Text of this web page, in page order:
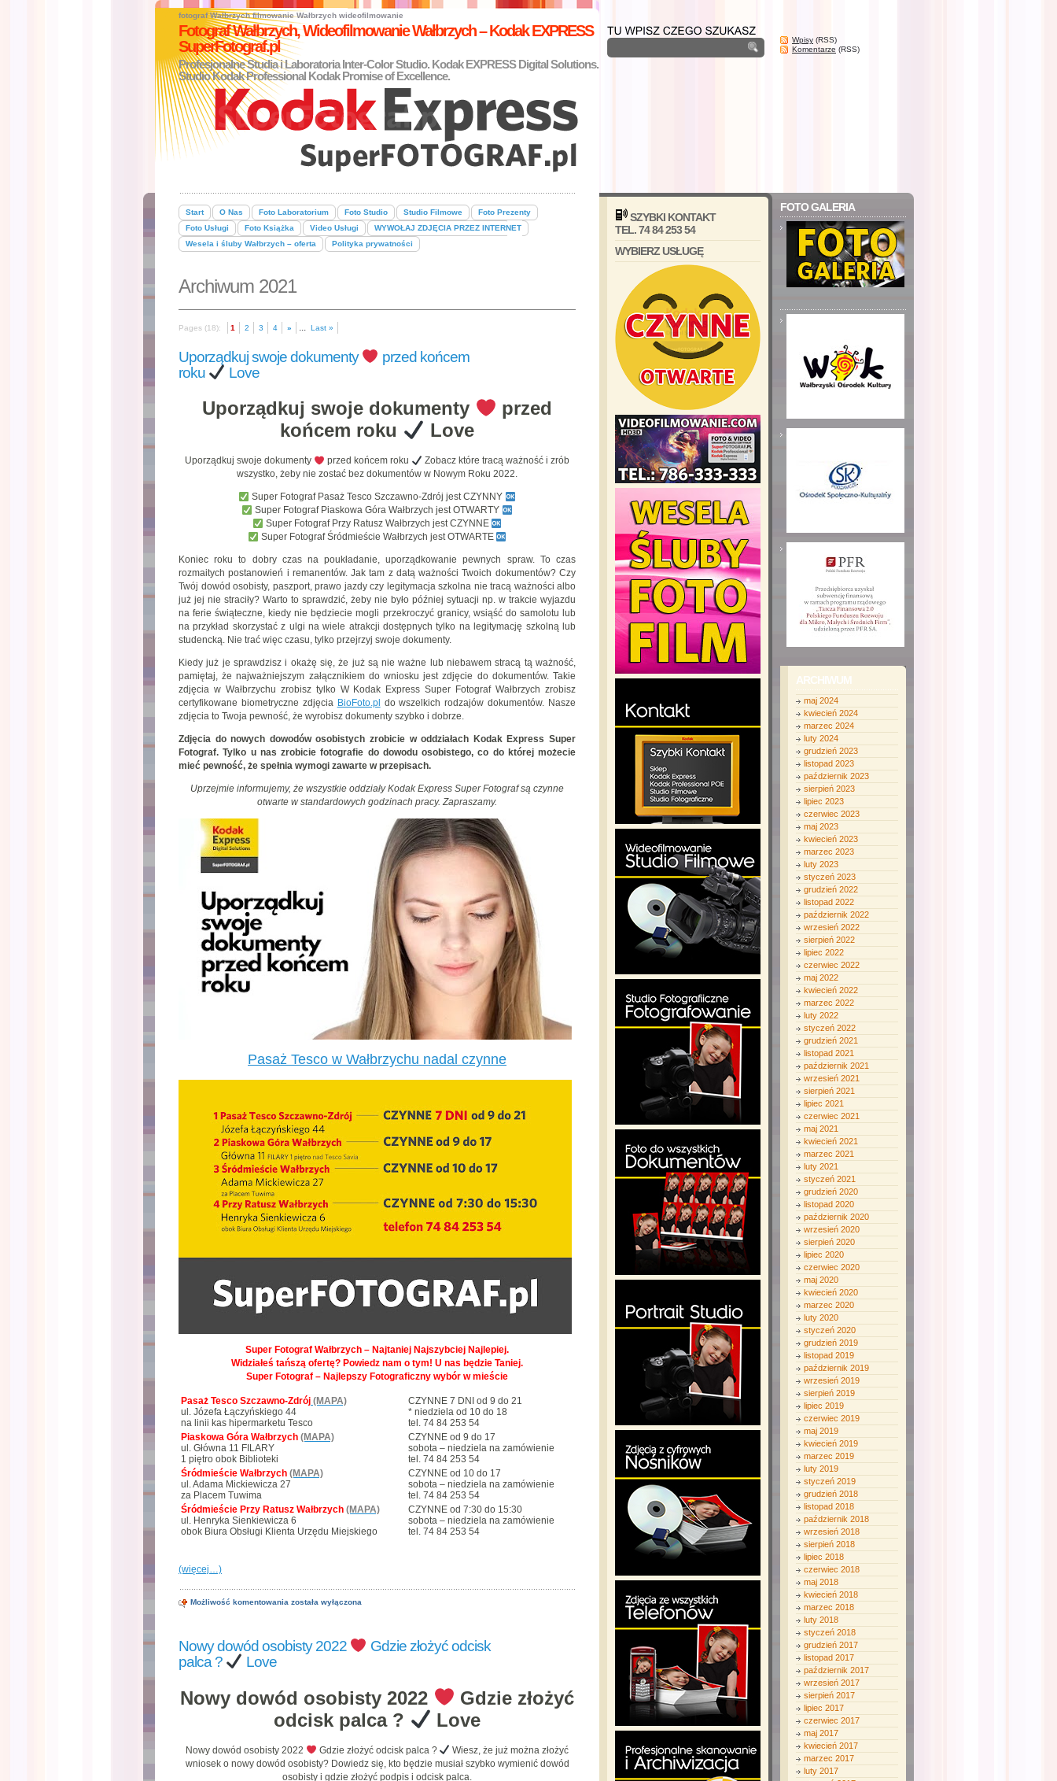
fotograf Wałbrzych filmowanie Wałbrzych wideofilmowanie
Fotograf Wałbrzych, Wideofilmowanie Wałbrzych – Kodak EXPRESS
SuperFotograf.pl
Profesjonalne Studia i Laboratoria Inter-Color Studio. Kodak EXPRESS Digital Solutions.
Studio Kodak Professional Kodak Promise of Excellence.
Wpisy (RSS)
Komentarze (RSS)
Start O Nas Foto Laboratorium Foto Studio Studio Filmowe
Foto Prezenty
Foto Usługi
Foto Książka Video Usługi
WYWOŁAJ ZDJĘCIA PRZEZ INTERNET
Wesela i śluby Wałbrzych – oferta
Polityka prywatności
Archiwum 2021
Pages (18): 1 2 3 4 » ... Last »
Uporządkuj swoje dokumenty
przed końcem
roku
Love
Uporządkuj swoje dokumenty
przed
końcem roku
Love
Uporządkuj swoje dokumenty przed końcem roku
Zobacz które tracą ważność i zrób
wszystko, żeby nie zostać bez dokumentów w Nowym Roku 2022.
Super Fotograf Pasaż Tesco Szczawno-Zdrój jest CZYNNY
Super Fotograf Piaskowa Góra Wałbrzych jest OTWARTY
Super Fotograf Przy Ratusz Wałbrzych jest CZYNNE
Super Fotograf Śródmieście Wałbrzych jest OTWARTE
Koniec roku to dobry czas na poukładanie, uporządkowanie pewnych spraw. To czas
rozmaitych postanowień i remanentów. Jak tam z datą ważności Twoich dokumentów? Czy
Twój dowód osobisty, paszport, prawo jazdy czy legitymacja szkolna nie tracą ważności albo
już jej nie straciły? Warto to sprawdzić, żeby nie było później sytuacji np. w trakcie wyjazdu
na ferie świąteczne, kiedy nie będziecie mogli przekroczyć granicy, wsiąść do samolotu lub
na przykład skorzystać z ulgi na wiele atrakcji dostępnych tylko na legitymację szkolną lub
studencką. Nie trać więc czasu, tylko przejrzyj swoje dokumenty.
Kiedy już je sprawdzisz i okażę się, że już są nie ważne lub niebawem stracą tą ważność,
pamiętaj, że najważniejszym załącznikiem do wniosku jest zdjęcie do dokumentów. Takie
zdjęcia w Wałbrzychu zrobisz tylko W Kodak Express Super Fotograf Wałbrzych zrobisz
certyfikowane biometryczne zdjęcia BioFoto.pl do wszelkich rodzajów dokumentów. Nasze
zdjęcia to Twoja pewność, że wyrobisz dokumenty szybko i dobrze.
Zdjęcia do nowych dowodów osobistych zrobicie w oddziałach Kodak Express Super
Fotograf. Tylko u nas zrobicie fotografie do dowodu osobistego, co do której możecie
mieć pewność, że spełnia wymogi zawarte w przepisach.
Uprzejmie informujemy, że wszystkie oddziały Kodak Express Super Fotograf są czynne
otwarte w standardowych godzinach pracy. Zapraszamy.
Pasaż Tesco w Wałbrzychu nadal czynne
Super Fotograf Wałbrzych – Najtaniej Najszybciej Najlepiej.
Widziałeś tańszą ofertę? Powiedz nam o tym! U nas będzie Taniej.
Super Fotograf – Najlepszy Fotograficzny wybór w mieście
Pasaż Tesco Szczawno-Zdrój (MAPA)
ul. Józefa Łączyńskiego 44
na linii kas hipermarketu Tesco
CZYNNE 7 DNI od 9 do 21
* niedziela od 10 do 18
tel. 74 84 253 54
Piaskowa Góra Wałbrzych (MAPA)
ul. Główna 11 FILARY
1 piętro obok Biblioteki
CZYNNE od 9 do 17
sobota – niedziela na zamówienie
tel. 74 84 253 54
Śródmieście Wałbrzych (MAPA)
ul. Adama Mickiewicza 27
za Placem Tuwima
CZYNNE od 10 do 17
sobota – niedziela na zamówienie
tel. 74 84 253 54
Śródmieście Przy Ratusz Wałbrzych (MAPA)
ul. Henryka Sienkiewicza 6
obok Biura Obsługi Klienta Urzędu Miejskiego
CZYNNE od 7:30 do 15:30
sobota – niedziela na zamówienie
tel. 74 84 253 54
(więcej…)
Możliwość komentowania Uporządkuj
końcem
roku
została wyłączona
Nowy dowód osobisty 2022
Gdzie złożyć odcisk
palca ?
Love
Nowy dowód osobisty 2022
Gdzie złożyć
odcisk palca ?
Love
Nowy dowód osobisty 2022 Gdzie złożyć odcisk palca ?
Wiesz, że już można złożyć
wniosek o nowy dowód osobisty? Dowiedz się, kto będzie musiał szybko wymienić dowód
osobisty i gdzie złożyć podpis i odcisk palca.
SZYBKI KONTAKT
TEL. 74 84 253 54
WYBIERZ USŁUGĘ
FOTO GALERIA
ARCHIWUM
maj 2024
kwiecień 2024
marzec 2024
luty 2024
grudzień 2023
listopad 2023
październik 2023
sierpień 2023
lipiec 2023
czerwiec 2023
maj 2023
kwiecień 2023
marzec 2023
luty 2023
styczeń 2023
grudzień 2022
listopad 2022
październik 2022
wrzesień 2022
sierpień 2022
lipiec 2022
czerwiec 2022
maj 2022
kwiecień 2022
marzec 2022
luty 2022
styczeń 2022
grudzień 2021
listopad 2021
październik 2021
wrzesień 2021
sierpień 2021
lipiec 2021
czerwiec 2021
maj 2021
kwiecień 2021
marzec 2021
luty 2021
styczeń 2021
grudzień 2020
listopad 2020
październik 2020
wrzesień 2020
sierpień 2020
lipiec 2020
czerwiec 2020
maj 2020
kwiecień 2020
marzec 2020
luty 2020
styczeń 2020
grudzień 2019
listopad 2019
październik 2019
wrzesień 2019
sierpień 2019
lipiec 2019
czerwiec 2019
maj 2019
kwiecień 2019
marzec 2019
luty 2019
styczeń 2019
grudzień 2018
listopad 2018
październik 2018
wrzesień 2018
sierpień 2018
lipiec 2018
czerwiec 2018
maj 2018
kwiecień 2018
marzec 2018
luty 2018
styczeń 2018
grudzień 2017
listopad 2017
październik 2017
wrzesień 2017
sierpień 2017
lipiec 2017
czerwiec 2017
maj 2017
kwiecień 2017
marzec 2017
luty 2017